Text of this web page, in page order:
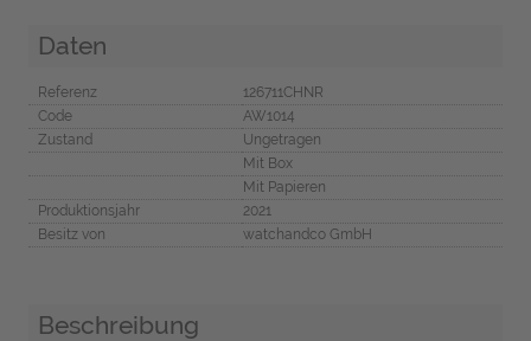
Daten
Referenz
126711CHNR
Code
AW1014
Zustand
Ungetragen
Mit Box
Mit Papieren
Produktionsjahr
2021
Besitz von
watchandco GmbH
Beschreibung